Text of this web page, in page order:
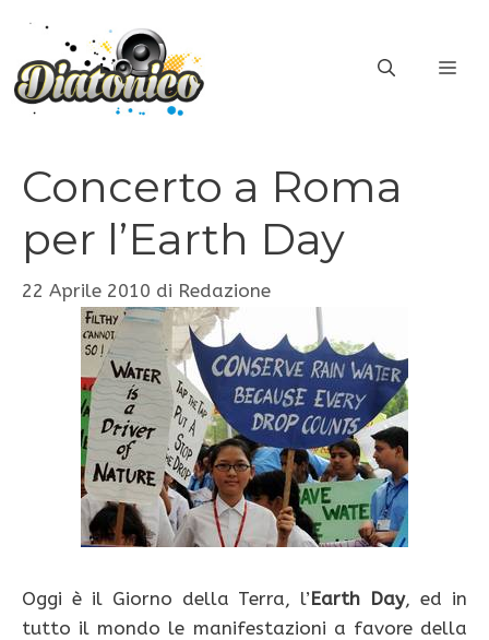
contenuto
Concerto a Roma
per l’Earth Day
22 Aprile 2010 di Redazione
Oggi è il Giorno della Terra, l’Earth Day, ed in
tutto il mondo le manifestazioni a favore della